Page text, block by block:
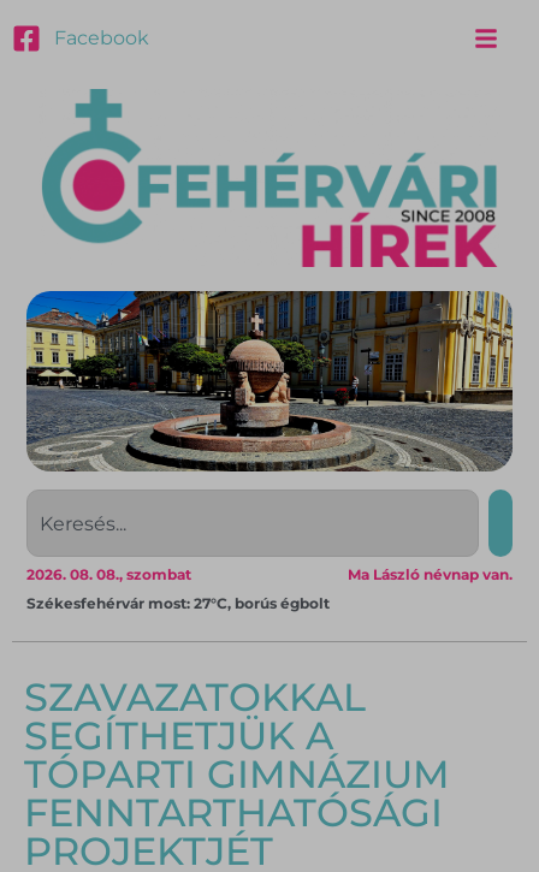
Facebook
Ma László névnap van.
2026. 08. 08., szombat
Székesfehérvár most: 27°C, borús égbolt
SZAVAZATOKKAL
SEGÍTHETJÜK A
TÓPARTI GIMNÁZIUM
FENNTARTHATÓSÁGI
PROJEKTJÉT